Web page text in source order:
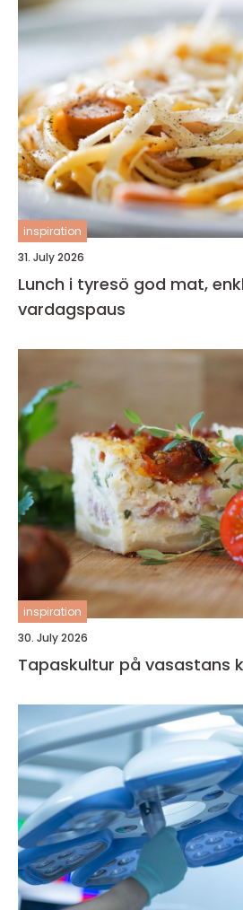
inspiration
31. July 2026
Lunch i tyresö god mat, enkla val och skön
vardagspaus
inspiration
30. July 2026
Tapaskultur på vasastans